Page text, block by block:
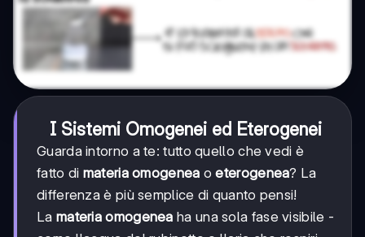
I Sistemi Omogenei ed Eterogenei
Guarda intorno a te: tutto quello che vedi è
fatto di materia omogenea oeterogenea? La
differenza è più semplice di quanto pensi!
La materia omogenea ha una sola fase visibile -